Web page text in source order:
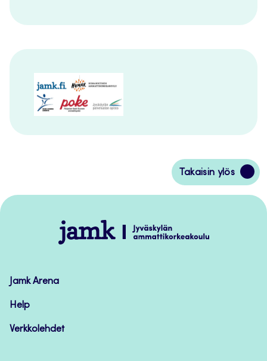
Takaisin ylös
Siirry
takaisin
Jamk
–
Jamk Arena
Help
Verkkolehdet